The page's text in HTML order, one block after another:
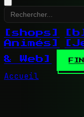
[shops]
Animés]
& Web]
Accueil